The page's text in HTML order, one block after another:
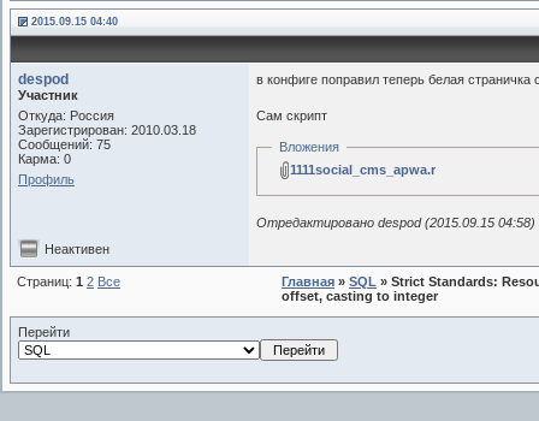
2015.09.15 04:40
despod
Участник
Откуда: Россия
Зарегистрирован: 2010.03.18
Сообщений: 75
Карма: 0
Профиль
в конфиге поправил теперь белая
Сам скрипт
Вложения
1111social_cms_apwa.ru.zip
Отредактировано despod (2015.09.15 04:58)
Неактивен
Страниц: 1 2 Все Главная » SQL » Strict Standards:
offset, casting to integer
Перейти